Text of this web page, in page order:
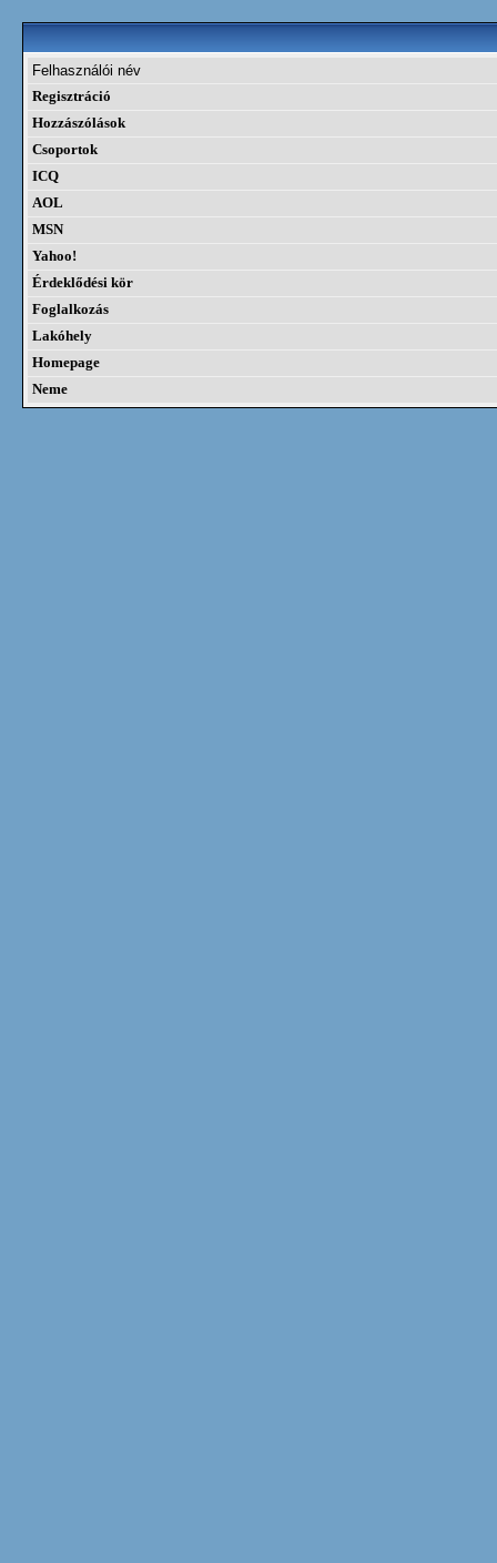
Felhasználói név
Regisztráció
Hozzászólások
Csoportok
ICQ
AOL
MSN
Yahoo!
Érdeklődési kör
Foglalkozás
Lakóhely
Homepage
Neme